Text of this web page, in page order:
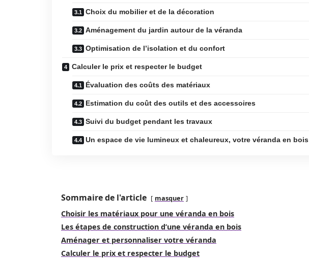
Choix du mobilier et de la décoration
Aménagement du jardin autour de la véranda
Optimisation de l’isolation et du confort
Calculer le prix et respecter le budget
Évaluation des coûts des matériaux
Estimation du coût des outils et des accessoires
Suivi du budget pendant les travaux
Un espace de vie lumineux et chaleureux, votre véranda en bois
Sommaire de l'article masquer
Choisir les matériaux pour une véranda en bois
Les étapes de construction d’une véranda en bois
Aménager et personnaliser votre véranda
Calculer le prix et respecter le budget